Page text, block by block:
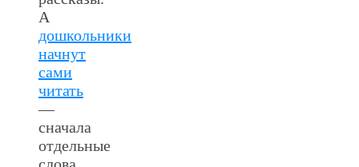
А
дошкольники
начнут
сами
читать
—
сначала
отдельные